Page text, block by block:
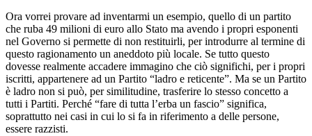
Ora vorrei provare ad inventarmi un esempio, quello di un partito
che ruba 49 milioni di euro allo Stato ma avendo i propri esponenti
nel Governo si permette di non restituirli, per introdurre al termine di
questo ragionamento un aneddoto più locale. Se tutto questo
dovesse realmente accadere immagino che ciò significhi, per i propri
iscritti, appartenere ad un Partito “ladro e reticente”. Ma se un Partito
è ladro non si può, per similitudine, trasferire lo stesso concetto a
tutti i Partiti. Perché “fare di tutta l’erba un fascio” significa,
soprattutto nei casi in cui lo si fa in riferimento a delle persone,
essere razzisti.